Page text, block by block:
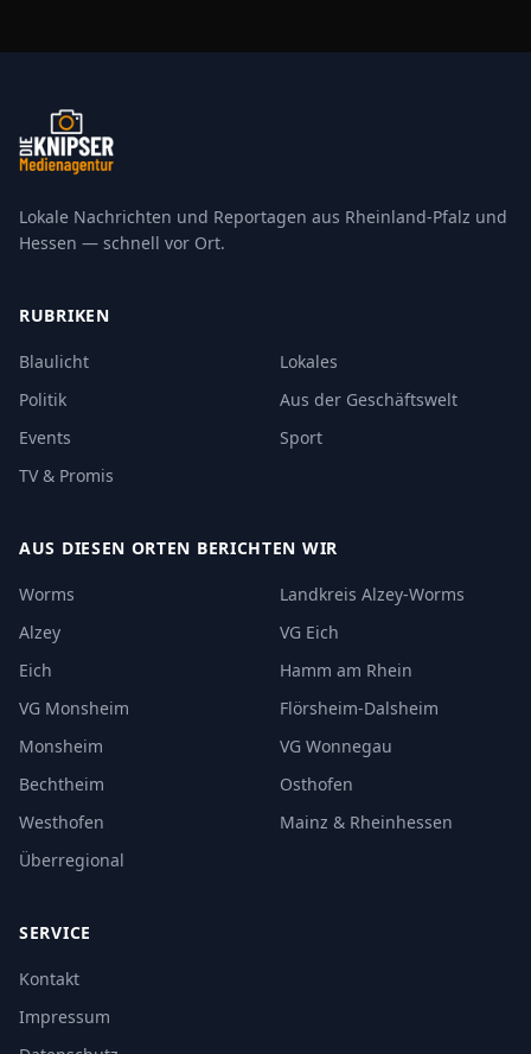
Lokale Nachrichten und Reportagen aus Rheinland-Pfalz und
Hessen — schnell vor Ort.
RUBRIKEN
Blaulicht
Lokales
Politik
Aus der Geschäftswelt
Events
Sport
TV & Promis
AUS DIESEN ORTEN BERICHTEN WIR
Worms
Landkreis Alzey-Worms
Alzey
VG Eich
Eich
Hamm am Rhein
VG Monsheim
Flörsheim-Dalsheim
Monsheim
VG Wonnegau
Bechtheim
Osthofen
Westhofen
Mainz & Rheinhessen
Überregional
SERVICE
Kontakt
Impressum